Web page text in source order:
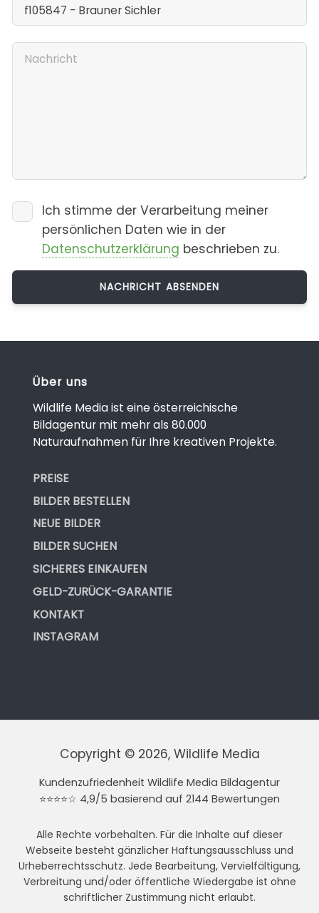
Ich stimme der Verarbeitung meiner
persönlichen Daten wie in der
Datenschutzerklärung beschrieben zu.
Über uns
Wildlife Media ist eine österreichische
Bildagentur mit mehr als 80.000
Naturaufnahmen für Ihre kreativen Projekte.
PREISE
BILDER BESTELLEN
NEUE BILDER
BILDER SUCHEN
SICHERES EINKAUFEN
GELD-ZURÜCK-GARANTIE
KONTAKT
INSTAGRAM
Copyright © 2026, Wildlife Media
Kundenzufriedenheit Wildlife Media Bildagentur
⭐⭐⭐⭐☆ 4,9/5 basierend auf 2144 Bewertungen
Alle Rechte vorbehalten. Für die Inhalte auf dieser
Webseite besteht gänzlicher Haftungsausschluss und
Urheberrechtsschutz. Jede Bearbeitung, Vervielfältigung,
Verbreitung und/oder öffentliche Wiedergabe ist ohne
schriftlicher Zustimmung nicht erlaubt.